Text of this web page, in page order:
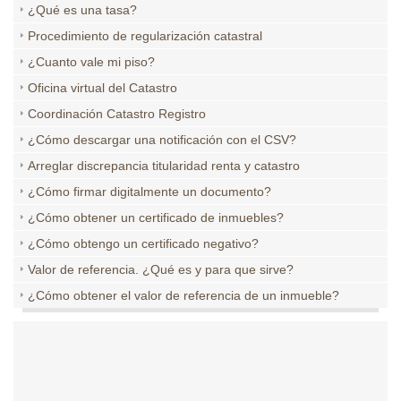
¿Qué es una tasa?
Procedimiento de regularización catastral
¿Cuanto vale mi piso?
Oficina virtual del Catastro
Coordinación Catastro Registro
¿Cómo descargar una notificación con el CSV?
Arreglar discrepancia titularidad renta y catastro
¿Cómo firmar digitalmente un documento?
¿Cómo obtener un certificado de inmuebles?
¿Cómo obtengo un certificado negativo?
Valor de referencia. ¿Qué es y para que sirve?
¿Cómo obtener el valor de referencia de un inmueble?